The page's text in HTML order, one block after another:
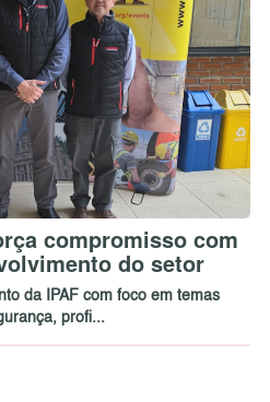
compromisso com
do setor
da IPAF com foco em temas
profi...